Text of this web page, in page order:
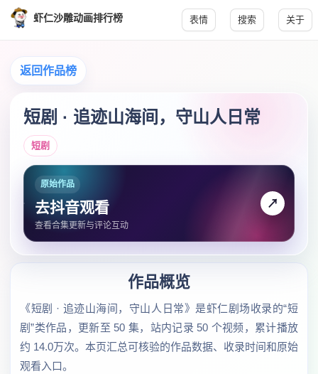
虾仁沙雕动画排行榜 表情 搜索 关于
返回作品榜
短剧 · 追迹山海间，守山人日常
短剧
原始作品
去抖音观看
查看合集更新与评论互动
↗
作品概览
《短剧 · 追迹山海间，守山人日常》是虾仁剧场收录的“短
剧”类作品，更新至 50 集，站内记录 50 个视频，累计播放
约 14.0万次。本页汇总可核验的作品数据、收录时间和原始
观看入口。